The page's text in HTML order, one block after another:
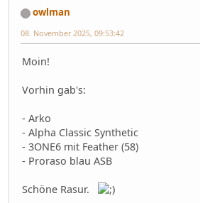
owlman
08. November 2025, 09:53:42
Moin!
Vorhin gab's:
- Arko
- Alpha Classic Synthetic
- 3ONE6 mit Feather (58)
- Proraso blau ASB
Schöne Rasur.